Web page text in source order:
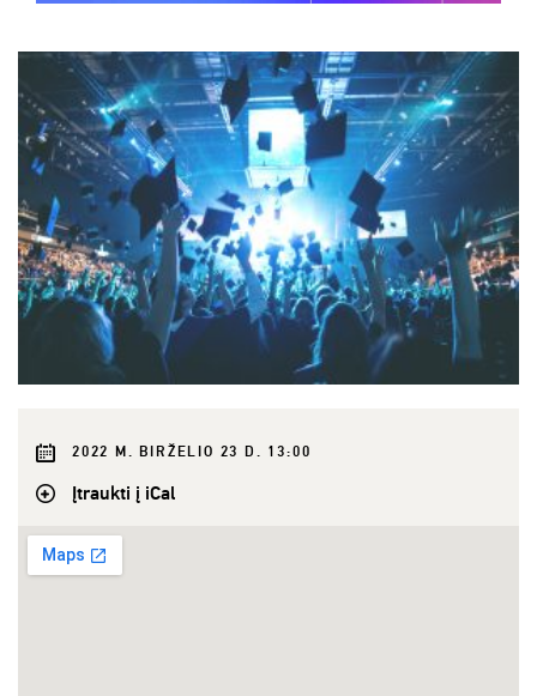
2022 M. BIRŽELIO 23 D. 13:00
Įtraukti į iCal